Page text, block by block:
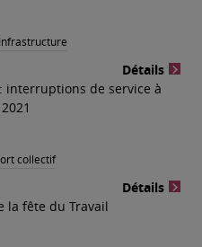
Infrastructure
Détails
interruptions de service à
collectif
Détails
la fête du Travail